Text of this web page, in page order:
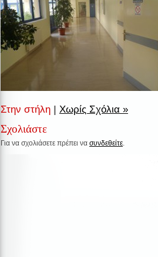
Στην στήλη Χωρίς Σχόλια »
Σχολιάστε
Για να σχολιάσετε πρέπει να συνδεθείτε